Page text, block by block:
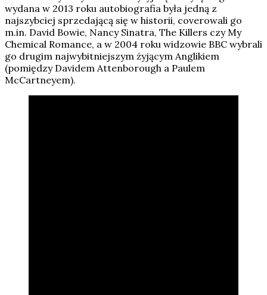
wydana w 2013 roku autobiografia była jedną z
najszybciej sprzedającą się w historii, coverowali go
m.in. David Bowie, Nancy Sinatra, The Killers czy My
Chemical Romance, a w 2004 roku widzowie BBC wybrali
go drugim najwybitniejszym żyjącym Anglikiem
(pomiędzy Davidem Attenborough a Paulem
McCartneyem).